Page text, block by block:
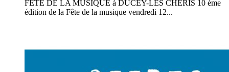
FETE DE LA MUSIQUE à DUCEY-LES CHERIS 10 ème
édition de la Fête de la musique vendredi 12...